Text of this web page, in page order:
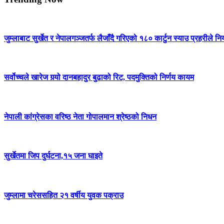
जुम्लाबाट सुर्खेत र नेपालगञ्जतर्फ लैजाँदै गरिएको १८० कार्टुन स्याउ प्रहरीले
सर्वोच्चले खारेज गर्‍यो दानबहादुर बुढाको रिट, पदमुक्तिको निर्णय कायम
नेपाली कांग्रेसका वरिष्ठ नेता गोपालमान श्रेष्ठको निधन
सुर्खेतमा जिप दुर्घटना,१५ जना घाइते
जुम्लामा चरेससहित २१ वर्षीय युवक पक्राउ